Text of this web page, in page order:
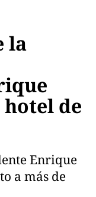
la
hotel de
Enrique
a más de